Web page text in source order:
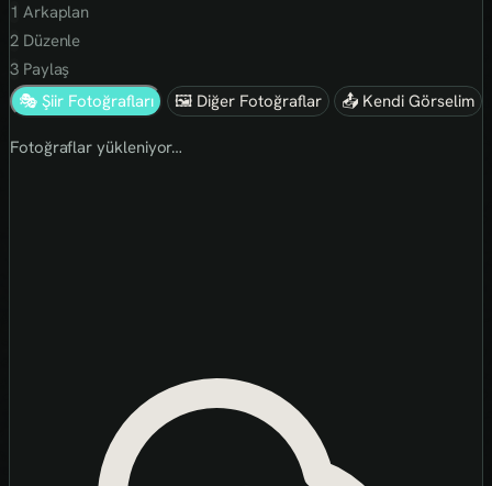
1 Arkaplan
2Düzenle
3Paylaş
🎭 Şiir Fotoğrafları
🖼 Diğer Fotoğraflar 📤 Kendi Görselim
Fotoğraflar yükleniyor…